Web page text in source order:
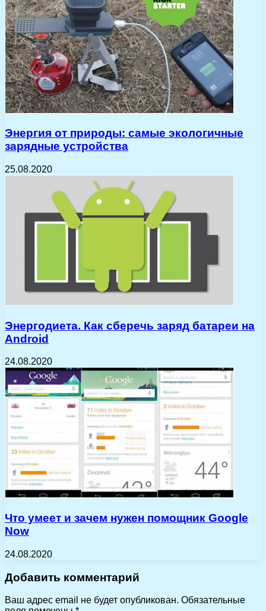
Энергия от природы: самые экологичные
зарядные устройства
25.08.2020
Энергодиета. Как сберечь заряд батареи на
Android
24.08.2020
Что умеет и зачем нужен помощник Google
Now
24.08.2020
Добавить комментарий
Ваш адрес email не будет опубликован. Обязательные